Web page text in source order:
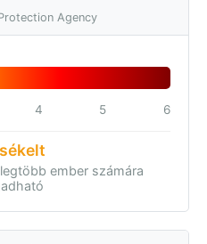
Agency
4 5 6
ember számára